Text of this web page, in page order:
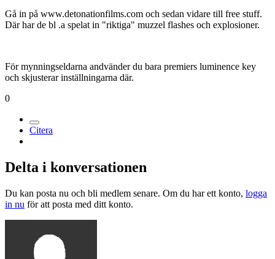
Gå in på www.detonationfilms.com och sedan vidare till free stuff.
Där har de bl .a spelat in "riktiga" muzzel flashes och explosioner.
För mynningseldarna andvänder du bara premiers luminence key
och skjusterar inställningarna där.
0
Citera
Delta i konversationen
Du kan posta nu och bli medlem senare. Om du har ett konto, logga
in nu för att posta med ditt konto.